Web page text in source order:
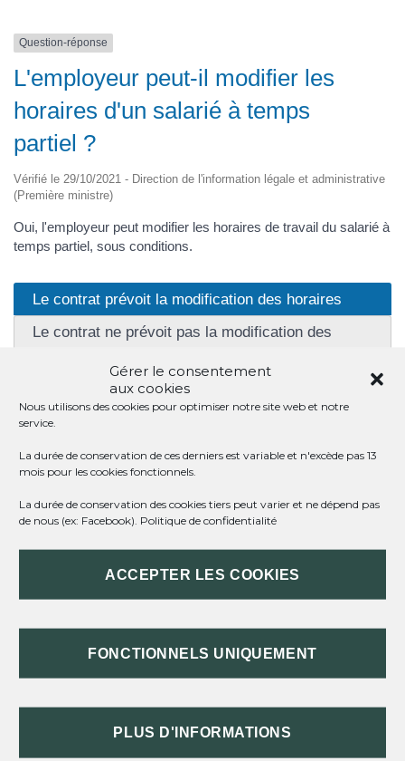
Gérer le consentement
aux cookies
Nous utilisons des cookies pour optimiser notre site web et notre
service.
La durée de conservation de ces derniers est variable et n'excède pas 13
mois pour les cookies fonctionnels.
La durée de conservation des cookies tiers peut varier et ne dépend pas
de nous (ex: Facebook). Politique de confidentialité
ACCEPTER LES COOKIES
FONCTIONNELS UNIQUEMENT
PLUS D'INFORMATIONS
Question-réponse
L'employeur peut-il modifier les
horaires d'un salarié à temps
partiel ?
Vérifié le 29/10/2021 - Direction de l'information légale et administrative
(Première ministre)
Oui, l'employeur peut modifier les horaires de travail du salarié à
temps partiel, sous conditions.
Le contrat prévoit la modification des horaires
Le contrat ne prévoit pas la modification des
L'employeur qui souhaite modifier la répartition des horaires de
travail doit prévenir le salarié en respectant un délai minimum dit
Ce délai est d'au moins 3 <a href="https://st-meard-de-
ouvrés</a>.
xml=F78">convention collective</a> ou par un accord
d'entreprise.
En l'absence de convention collective ou d'accord d'entreprise,
le délai de prévenance est de 7 jours ouvrés minimum.
Le salarié doit accepter la demande de modification des horaires
Toutefois, le salarié peut refuser cette modification s'il indique à
son employeur que ce changement d'horaires proposé est